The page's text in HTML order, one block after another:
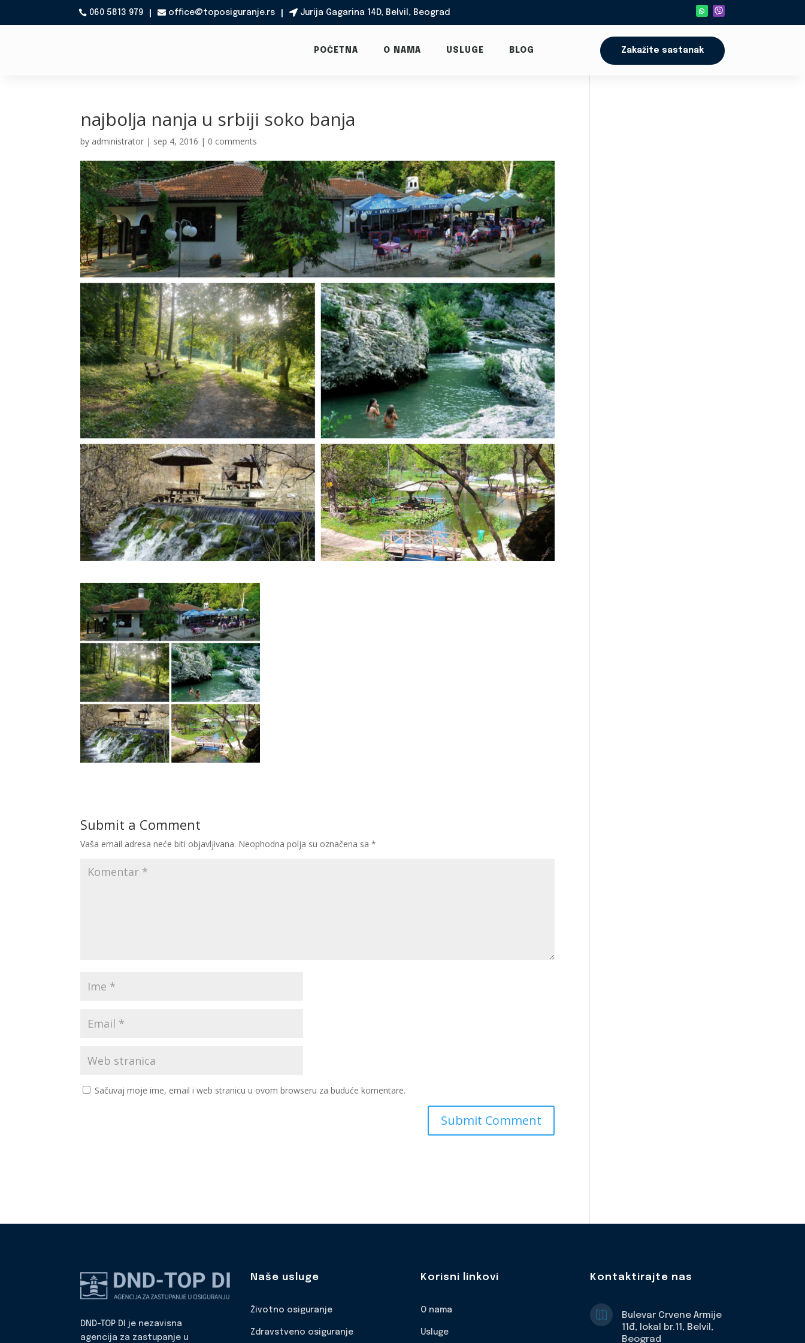
060 5813 979  office@toposiguranje.rs Jurija Gagarina 14D, Belvil, Beograd
POČETNA O NAMA USLUGE BLOG Zakažite sastanak
najbolja nanja u srbiji soko banja
by administrator | sep 4, 2016 | 0 comments
Submit a Comment
Vaša email adresa neće biti objavljivana. Neophodna polja su označena sa*
Sačuvaj moje ime, email i web stranicu u ovom browseru za buduće komentare.
DND-TOP DI je nezavisna
agencija za zastupanje u
Naše usluge
Životno osiguranje
Zdravstveno osiguranje
Korisni linkovi
O nama
Usluge
Kontaktirajte nas

Bulevar Crvene Armije
11đ, lokal br.11, Belvil,
Beograd